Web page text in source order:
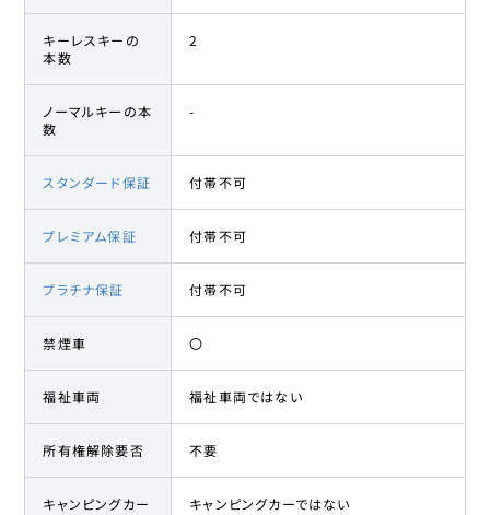
キーレスキーの
本数
2
ノーマルキーの本
数
-
スタンダード保証 付帯不可
プレミアム保証 付帯不可
プラチナ保証 付帯不可
禁煙車 〇
福祉車両 福祉車両ではない
所有権解除要否 不要
キャンピングカー キャンピングカーではない